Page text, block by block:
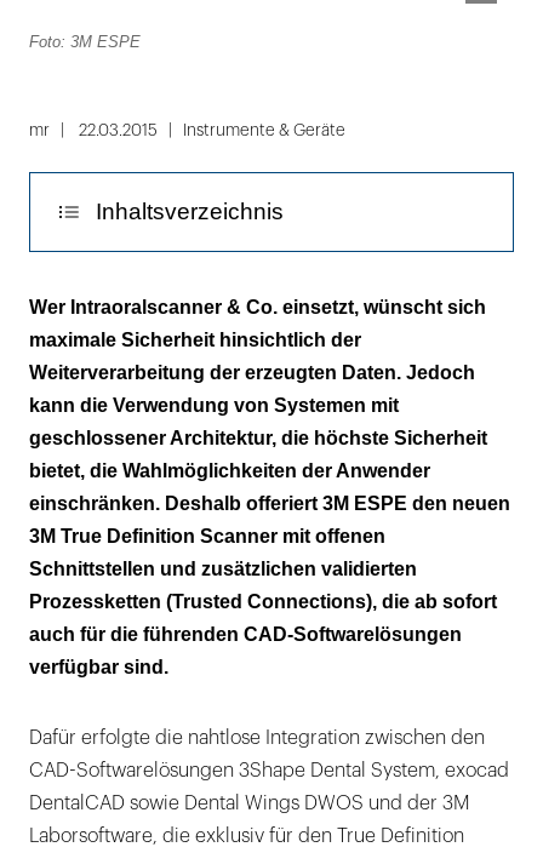
Foto: 3M ESPE
mr 22.03.2015 Instrumente & Geräte
Inhaltsverzeichnis
Datenimport
Wer Intraoralscanner & Co. einsetzt, wünscht sich
maximale Sicherheit hinsichtlich der
Weiterverarbeitung der erzeugten Daten. Jedoch
kann die Verwendung von Systemen mit
geschlossener Architektur, die höchste Sicherheit
bietet, die Wahlmöglichkeiten der Anwender
einschränken. Deshalb offeriert 3M ESPE den neuen
3M True Definition Scanner mit offenen
Schnittstellen und zusätzlichen validierten
Prozessketten (Trusted Connections), die ab sofort
auch für die führenden CAD-Softwarelösungen
verfügbar sind.
Dafür erfolgte die nahtlose Integration zwischen den
CAD-Softwarelösungen 3Shape Dental System, exocad
DentalCAD sowie Dental Wings DWOS und der 3M
Laborsoftware, die exklusiv für den True Definition